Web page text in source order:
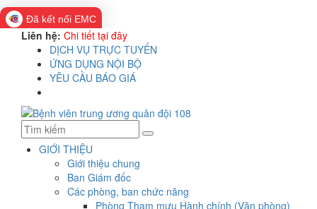
Đã kết nối EMC
Liên hệ: Chi tiết tại đây
DỊCH VỤ TRỰC TUYẾN
ỨNG DỤNG NỘI BỘ
YÊU CẦU BÁO GIÁ
GIỚI THIỆU
Giới thiệu chung
Ban Giám đốc
Các phòng, ban chức năng
Phòng Tham mưu Hành chính (Văn phòng)